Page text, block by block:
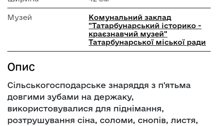
Музей
Комунальний заклад
"Татарбунарський історико -
краєзнавчий музей"
Татарбунарської міської ради
Опис
Сільськогосподарське знаряддя з п'ятьма
довгими зубами на держаку,
використовувалися для піднімання,
розтрушування сіна, соломи, снопів, листя,